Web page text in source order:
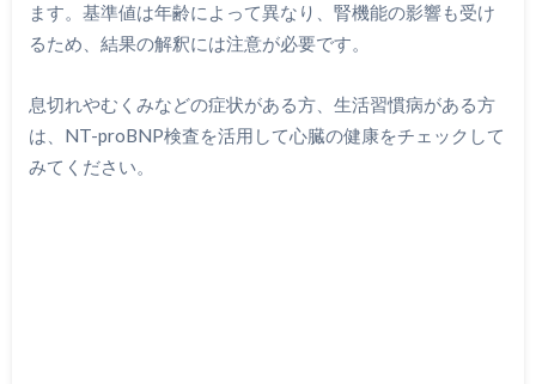
ます。基準値は年齢によって異なり、腎機能の影響も受け
るため、結果の解釈には注意が必要です。
息切れやむくみなどの症状がある方、生活習慣病がある方
は、NT-proBNP検査を活用して心臓の健康をチェックして
みてください。